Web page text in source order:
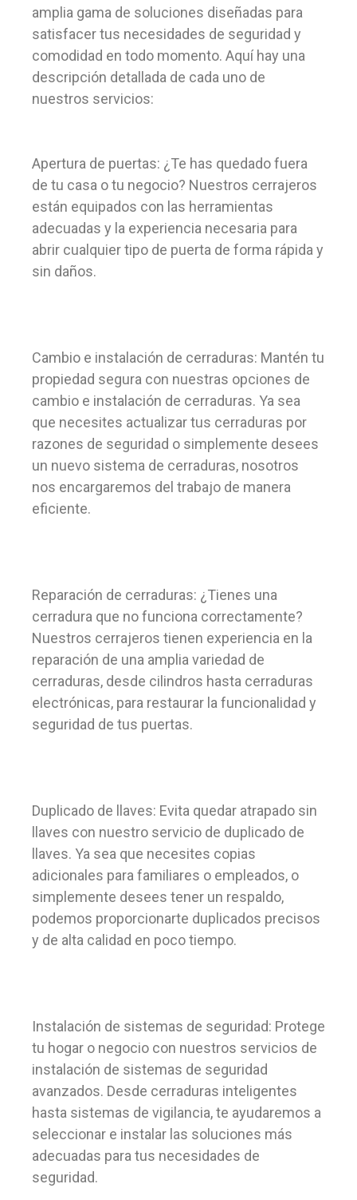
amplia gama de soluciones diseñadas para
satisfacer tus necesidades de seguridad y
comodidad en todo momento. Aquí hay una
descripción detallada de cada uno de
nuestros servicios:
Apertura de puertas: ¿Te has quedado fuera
de tu casa o tu negocio? Nuestros cerrajeros
están equipados con las herramientas
adecuadas y la experiencia necesaria para
abrir cualquier tipo de puerta de forma rápida y
sin daños.
Cambio e instalación de cerraduras: Mantén tu
propiedad segura con nuestras opciones de
cambio e instalación de cerraduras. Ya sea
que necesites actualizar tus cerraduras por
razones de seguridad o simplemente desees
un nuevo sistema de cerraduras, nosotros
nos encargaremos del trabajo de manera
eficiente.
Reparación de cerraduras: ¿Tienes una
cerradura que no funciona correctamente?
Nuestros cerrajeros tienen experiencia en la
reparación de una amplia variedad de
cerraduras, desde cilindros hasta cerraduras
electrónicas, para restaurar la funcionalidad y
seguridad de tus puertas.
Duplicado de llaves: Evita quedar atrapado sin
llaves con nuestro servicio de duplicado de
llaves. Ya sea que necesites copias
adicionales para familiares o empleados, o
simplemente desees tener un respaldo,
podemos proporcionarte duplicados precisos
y de alta calidad en poco tiempo.
Instalación de sistemas de seguridad: Protege
tu hogar o negocio con nuestros servicios de
instalación de sistemas de seguridad
avanzados. Desde cerraduras inteligentes
hasta sistemas de vigilancia, te ayudaremos a
seleccionar e instalar las soluciones más
adecuadas para tus necesidades de
seguridad.